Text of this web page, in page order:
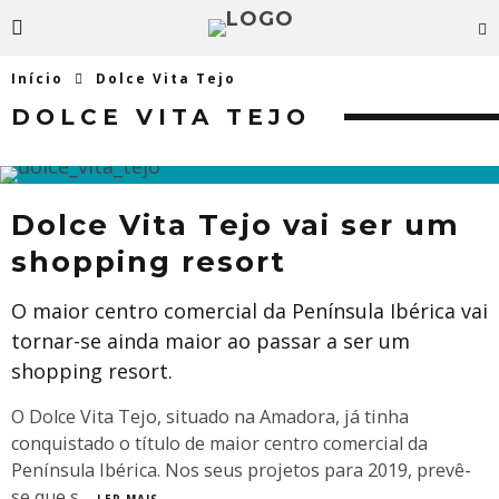
Início Dolce Vita Tejo
DOLCE VITA TEJO
Dolce Vita Tejo vai ser um
shopping resort
O maior centro comercial da Península Ibérica vai
tornar-se ainda maior ao passar a ser um
shopping resort.
O Dolce Vita Tejo, situado na Amadora, já tinha
conquistado o título de maior centro comercial da
Península Ibérica. Nos seus projetos para 2019, prevê-